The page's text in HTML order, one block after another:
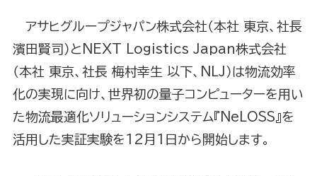
アサヒグループジャパン株式会社（本社 東京、社長
濱田賢司）とNEXT Logistics Japan株式会社
（本社 東京、社長 梅村幸生 以下、NLJ）は物流効率
化の実現に向け、世界初の量子コンピューターを用い
た物流最適化ソリューションシステム『NeLOSS』を
活用した実証実験を12月1日から開始します。